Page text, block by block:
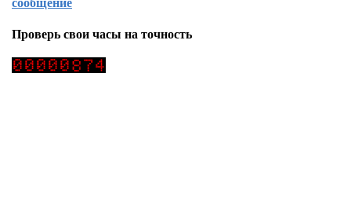
Проверь свои часы на точность